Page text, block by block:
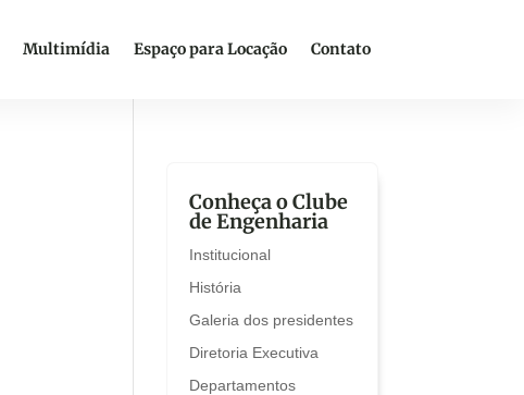
Multimídia Espaço para Locação Contato
Conheça o Clube
de Engenharia
Institucional
História
Galeria dos presidentes
Diretoria Executiva
Departamentos